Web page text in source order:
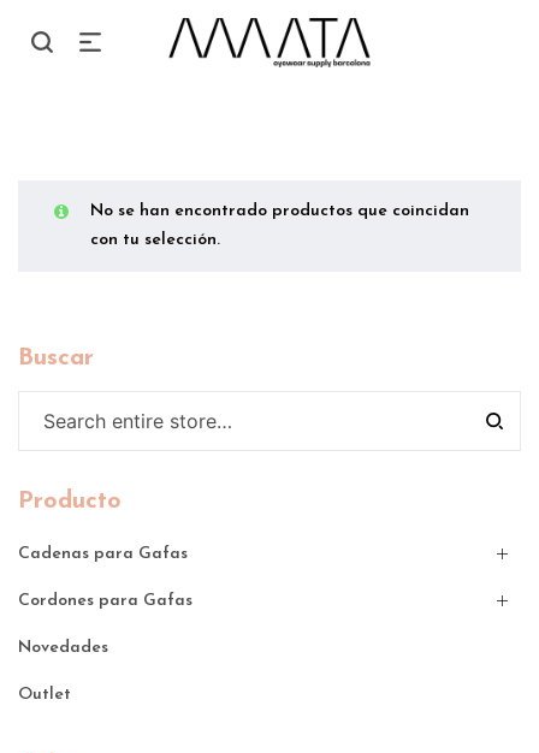
No se han encontrado productos que coincidan
con tu selección.
Buscar
Producto
Cadenas para Gafas
Cordones para Gafas
Novedades
Outlet